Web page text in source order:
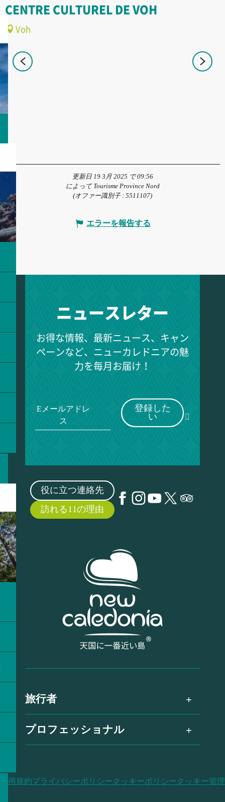
CENTRE CULTUREL DE VOH
Voh
更新日 19 3月 2025 で 09:56
によって Tourisme Province Nord
(オファー識別子 : 5511107)
エラーを報告する
ニュースレター
お得な情報、最新ニュース、キャン
ペーンなど、ニューカレドニアの魅
力を毎月お届け！
Eメールアドレ
ス
登録した
い
役に立つ連絡先
訪れる11の理由
旅行者
プロフェッショナル
利用規約プライバシーポリシークッキーポリシークッキー管理